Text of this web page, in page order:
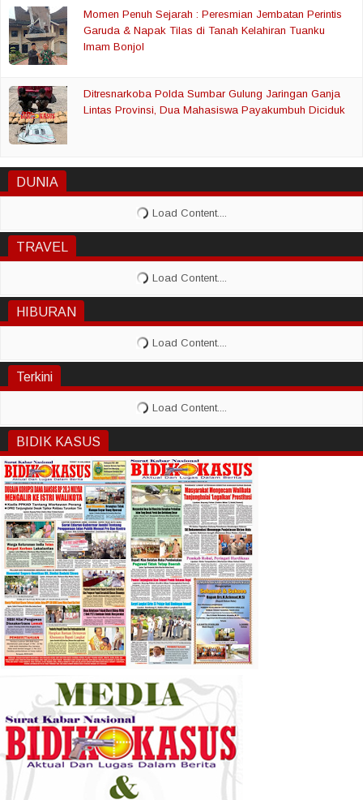
Momen Penuh Sejarah : Peresmian Jembatan Perintis
Garuda & Napak Tilas di Tanah Kelahiran Tuanku
Imam Bonjol
Ditresnarkoba Polda Sumbar Gulung Jaringan Ganja
Lintas Provinsi, Dua Mahasiswa Payakumbuh Diciduk
DUNIA
TRAVEL
HIBURAN
Terkini
BIDIK KASUS